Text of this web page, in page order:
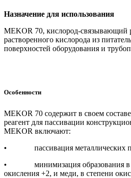
Назначение для использования
MEKOR 70, кислород-связывающий
растворенного кислорода из
поверхностей оборудования и
Особенности
MEKOR 70 содержит в своем
реагент для пассивации
MEKOR включают:
• пассивация металлических
• минимизация образования в
окисления +2, и меди, в степени